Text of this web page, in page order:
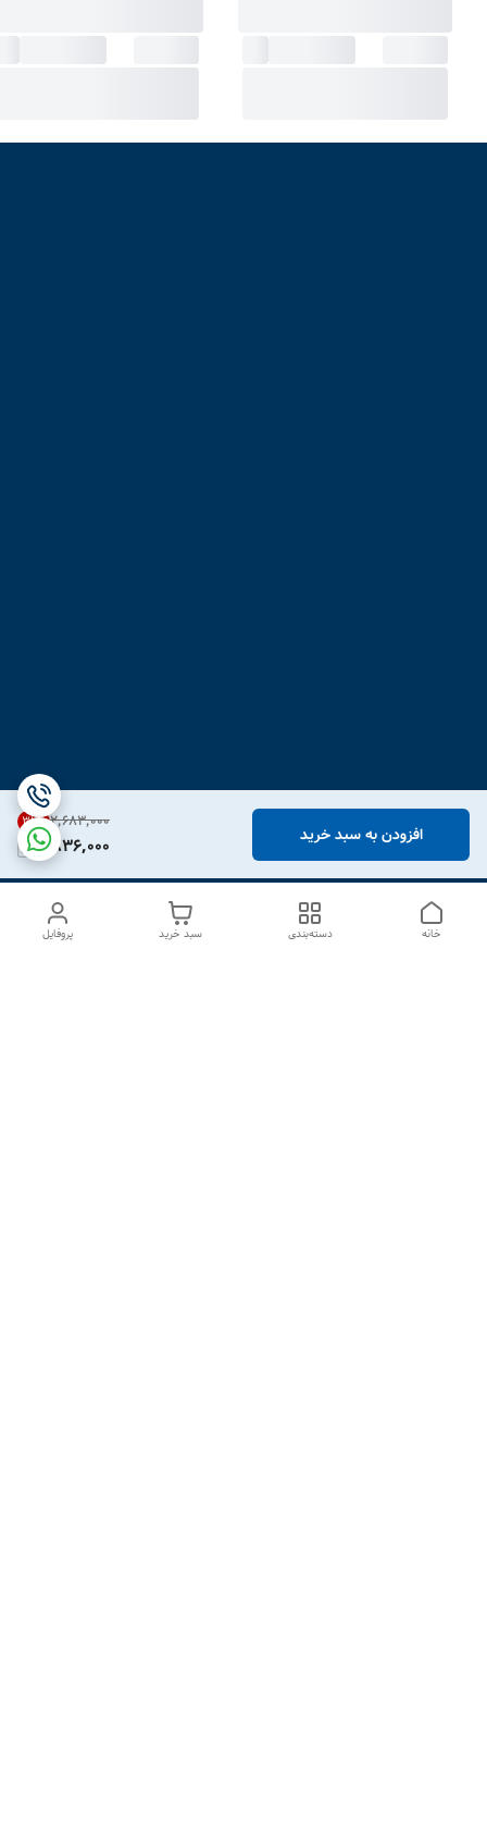
۲٬۶۸۳٬۰۰۰ 31%
1,836,000 افزودن به سبد خرید
پروفایل سبد خرید دسته‌بندی خانه